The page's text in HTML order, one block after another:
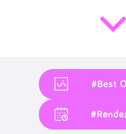
#Best